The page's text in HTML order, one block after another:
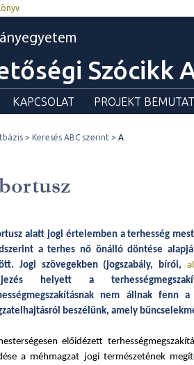
Szócikk
KAPCSOLAT PROJEKT
Keresés ABC szerint A
alatt jogi értelemben a terhesség
a terhes nő önálló döntése
Jogi szövegekben (jogszabály, bírói,
helyett a
nem állnak fenn
beszélünk, amely
előidézett
a méhmagzat jogi természetének